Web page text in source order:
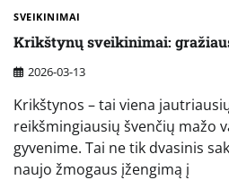
SVEIKINIMAI
Krikštynų sveikinimai:
2026-03-13
Krikštynos – tai viena
reikšmingiausių švenčių mažo
gyvenime. Tai ne tik dvasinis
naujo žmogaus įžengimą į